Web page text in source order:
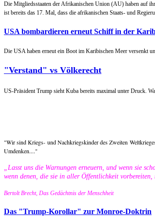
Die Mitgliedsstaaten der Afrikanischen Union (AU) haben auf
ist bereits das 17. Mal, dass die afrikanischen Staats- und
USA bombardieren erneut Schiff in der
Die USA haben erneut ein Boot im Karibischen Meer versenkt
"Verstand" vs Völkerecht
US-Präsident Trump sieht Kuba bereits maximal unter Druck.
"Wir sind Kriegs- und Nachkriegskinder des Zweiten
Umdenken...."
„Lasst uns die Warnungen erneuern, und wenn sie
wenn denen, die sie in aller Öffentlichkeit vorbereiten,
Bertolt Brecht, Das Gedächtnis der Menschheit
Das "Trump-Korollar" zur Monroe-Doktrin